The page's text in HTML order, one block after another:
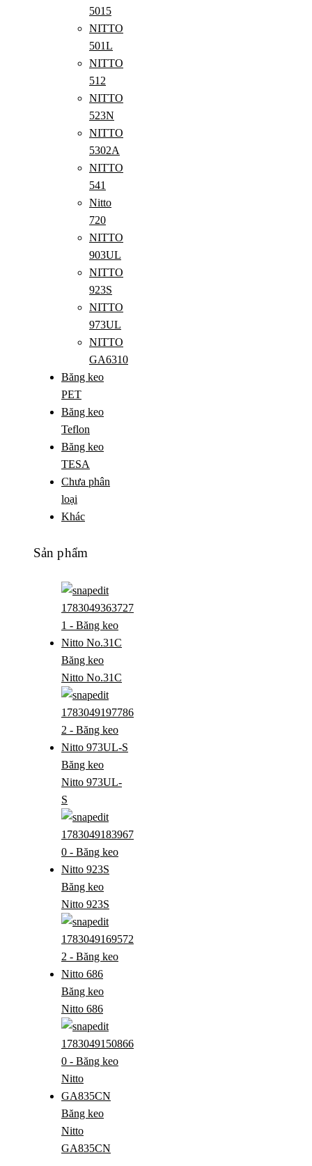
5015
NITTO
501L
NITTO
512
NITTO
523N
NITTO
5302A
NITTO
541
Nitto
720
NITTO
903UL
NITTO
923S
NITTO
973UL
NITTO
GA6310
Băng keo
PET
Băng keo
Teflon
Băng keo
TESA
Chưa phân
loại
Khác
Sản phẩm
Băng keo
Nitto No.31C
Băng keo
Nitto 973UL-
S
Băng keo
Nitto 923S
Băng keo
Nitto 686
Băng keo
Nitto
GA835CN